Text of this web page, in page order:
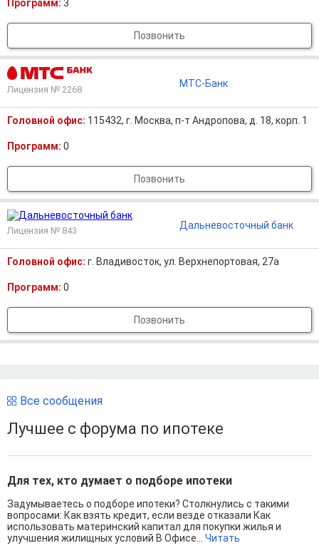
Программ: 3
Позвонить
Лицензия № 2268
МТС-Банк
Головной офис: 115432, г. Москва, п-т Андропова, д. 18, корп. 1
Программ: 0
Позвонить
Лицензия № 843 Дальневосточный банк
Головной офис: г. Владивосток, ул. Верхнепортовая, 27а
Программ: 0
Позвонить
Все сообщения
Лучшее с форума по ипотеке
Для тех, кто думает о подборе ипотеки
Задумываетесь о подборе ипотеки? Столкнулись с такими
вопросами: Как взять кредит, если везде отказали Как
использовать материнский капитал для покупки жилья и
улучшения жилищных условий В Офисе... Читать